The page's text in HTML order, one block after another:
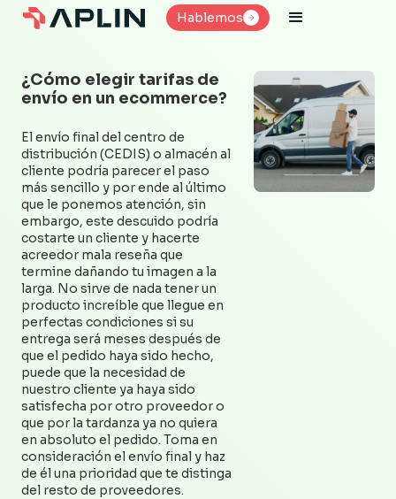
Hablemos
Hablemos
¿Cómo elegir tarifas de
envío en un ecommerce?
El envío final del centro de
distribución (CEDIS) o almacén al
cliente podría parecer el paso
más sencillo y por ende al último
que le ponemos atención, sin
embargo, este descuido podría
costarte un cliente y hacerte
acreedor mala reseña que
termine dañando tu imagen a la
larga. No sirve de nada tener un
producto increíble que llegue en
perfectas condiciones si su
entrega será meses después de
que el pedido haya sido hecho,
puede que la necesidad de
nuestro cliente ya haya sido
satisfecha por otro proveedor o
que por la tardanza ya no quiera
en absoluto el pedido. Toma en
consideración el envío final y haz
de él una prioridad que te distinga
del resto de proveedores.